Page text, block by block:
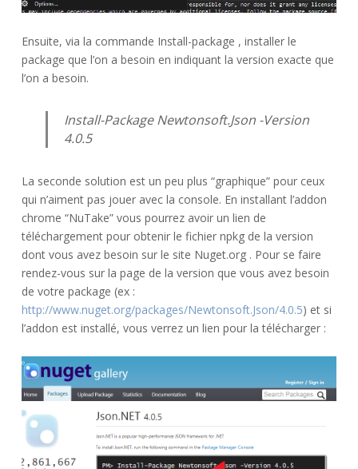
Ensuite, via la commande Install-package , installer le
package que l’on a besoin en indiquant la version exacte que
l’on a besoin.
Install-Package Newtonsoft.J​son -Version
4.0.5
La seconde solution est un peu plus “graphique” pour ceux
qui n’aiment pas jouer avec la console. En installant l’addon
chrome “NuTake” vous pourrez avoir un lien de
téléchargement pour obtenir le fichier npkg de la version
dont vous avez besoin sur le site Nuget.org . Pour se faire
rendez-vous sur la page de la version que vous avez besoin
de votre package (ex :
http://www.nuget.org/packages/Newtonsoft.Json/4.0.5) et si
l’addon est installé, vous verrez un lien pour la télécharger :